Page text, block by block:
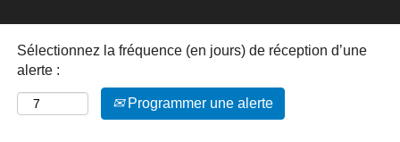
Sélectionnez la fréquence (en jours) de réception d’une
alerte :
Programmer une alerte